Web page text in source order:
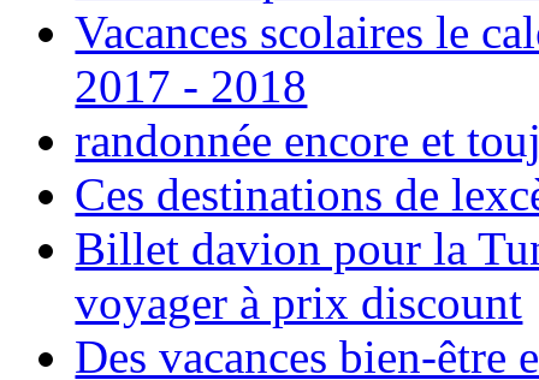
Vacances scolaires le
2017 - 2018
randonnée encore et
Ces destinations de
Billet davion pour la
voyager à prix discount
Des vacances bien-être